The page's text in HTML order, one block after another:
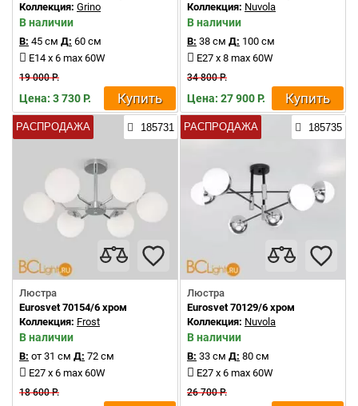
Коллекция: Grino
В наличии
В: 45 см Д: 60 см
E14 x 6 max 60W
19 000 Р.
Цена: 3 730 Р. Купить
Коллекция: Nuvola
В наличии
В: 38 см Д: 100 см
E27 x 8 max 60W
34 800 Р.
Цена: 27 900 Р. Купить
РАСПРОДАЖА 185731
Люстра
Eurosvet 70154/6 хром
Коллекция: Frost
В наличии
В: от 31 см Д: 72 см
E27 x 6 max 60W
18 600 Р.
РАСПРОДАЖА 185735
Люстра
Eurosvet 70129/6 хром
Коллекция: Nuvola
В наличии
В: 33 см Д: 80 см
E27 x 6 max 60W
26 700 Р.